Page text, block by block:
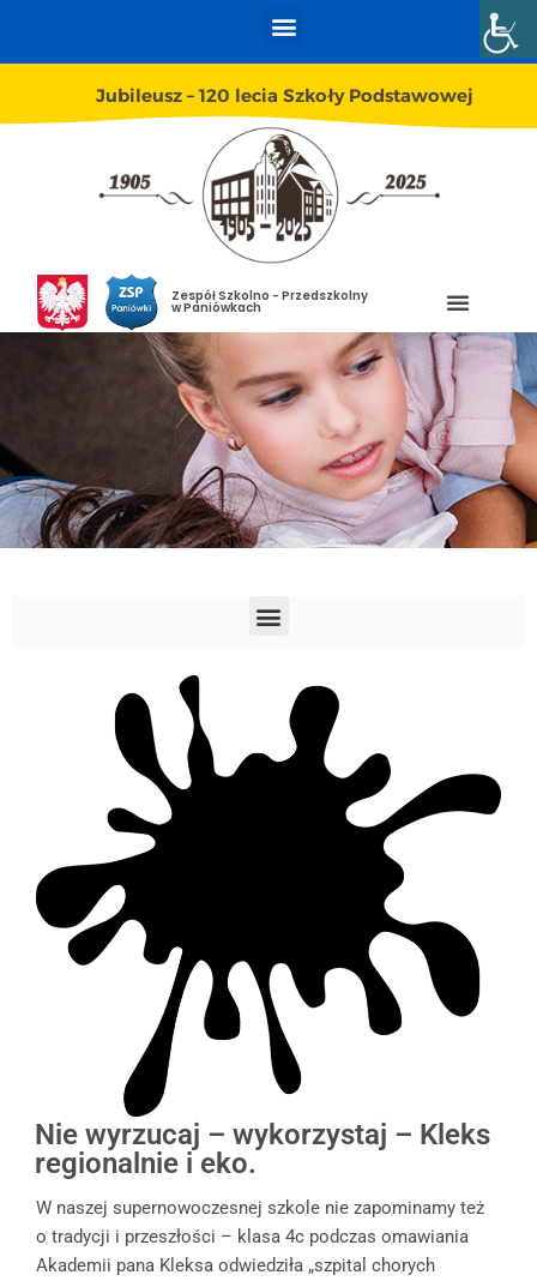
Jubileusz – 120 lecia Szkoły Podstawowej
Zespół Szkolno - Przedszkolny
w Paniówkach
Nie wyrzucaj – wykorzystaj – Kleks
regionalnie i eko.
W naszej supernowoczesnej szkole nie zapominamy też
o tradycji i przeszłości – klasa 4c podczas omawiania
Akademii pana Kleksa odwiedziła „szpital chorych